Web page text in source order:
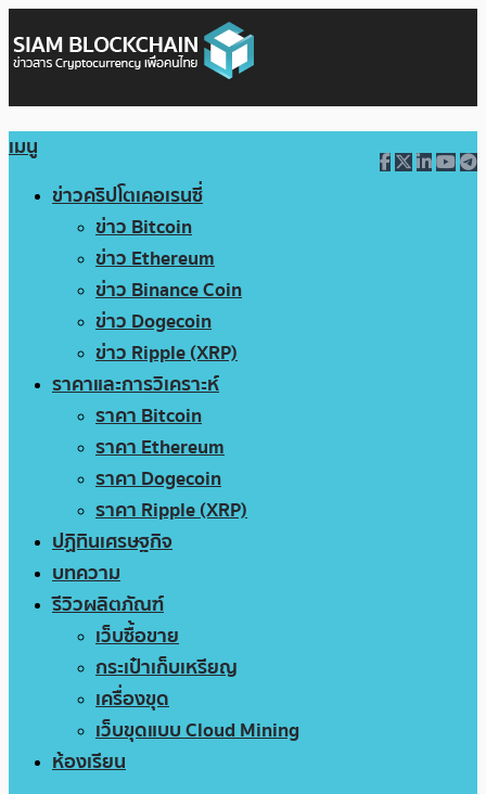
เมนู
ข่าวคริปโตเคอเรนซี่
ข่าว Bitcoin
ข่าว Ethereum
ข่าว Binance Coin
ข่าว Dogecoin
ข่าว Ripple (XRP)
ราคาและการวิเคราะห์
ราคา Bitcoin
ราคา Ethereum
ราคา Dogecoin
ราคา Ripple (XRP)
ปฏิทินเศรษฐกิจ
บทความ
รีวิวผลิตภัณฑ์
เว็บซื้อขาย
กระเป๋าเก็บเหรียญ
เครื่องขุด
เว็บขุดแบบ Cloud Mining
ห้องเรียน